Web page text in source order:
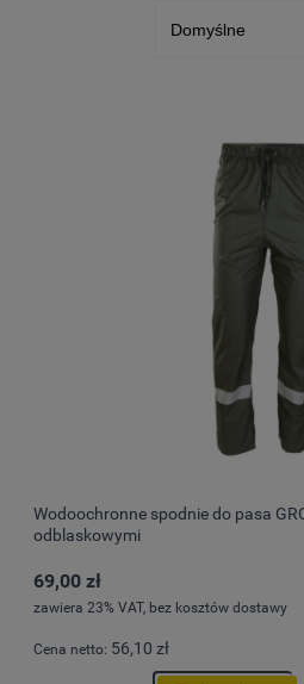
Wodoochronne spodnie do pasa
odblaskowymi
69,00 zł
zawiera 23% VAT, bez kosztów dostawy
Cena netto: 56,10 zł